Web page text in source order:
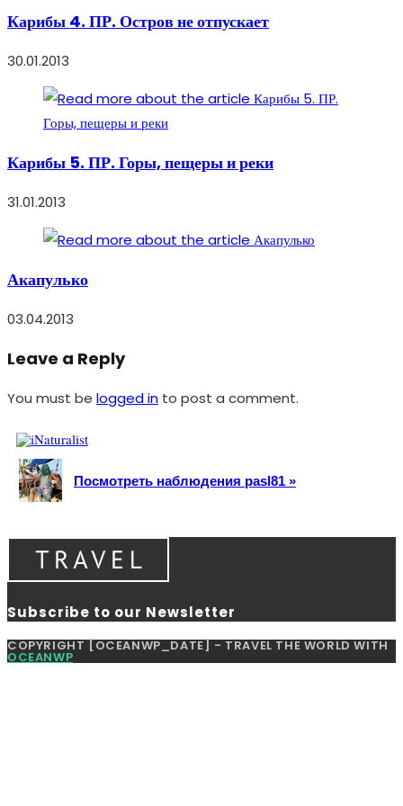
Карибы 4. ПР. Остров не отпускает
30.01.2013
Карибы 5. ПР. Горы, пещеры и реки
31.01.2013
Акапулько
03.04.2013
Leave a Reply
You must be logged in to post a comment.
Посмотреть наблюдения pasl81 »
Subscribe to our Newsletter
COPYRIGHT [OCEANWP_DATE] - TRAVEL THE WORLD WITH
OCEANWP